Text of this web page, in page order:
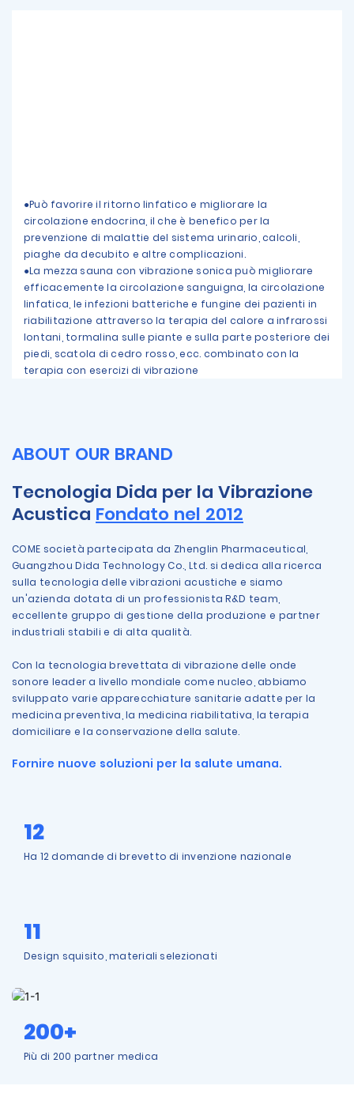
●Può favorire il ritorno linfatico e migliorare la
circolazione endocrina, il che è benefico per la
prevenzione di malattie del sistema urinario, calcoli,
piaghe da decubito e altre complicazioni.
●La mezza sauna con vibrazione sonica può migliorare
efficacemente la circolazione sanguigna, la circolazione
linfatica, le infezioni batteriche e fungine dei pazienti in
riabilitazione attraverso la terapia del calore a infrarossi
lontani, tormalina sulle piante e sulla parte posteriore dei
piedi, scatola di cedro rosso, ecc. combinato con la
terapia con esercizi di vibrazione
ABOUT OUR BRAND
Tecnologia Dida per la Vibrazione
Acustica Fondato nel 2012
COME società partecipata da Zhenglin Pharmaceutical,
Guangzhou Dida Technology Co., Ltd. si dedica alla ricerca
sulla tecnologia delle vibrazioni acustiche e siamo
un'azienda dotata di un professionista R&D team,
eccellente gruppo di gestione della produzione e partner
industriali stabili e di alta qualità.
Con la tecnologia brevettata di vibrazione delle onde
sonore leader a livello mondiale come nucleo, abbiamo
sviluppato varie apparecchiature sanitarie adatte per la
medicina preventiva, la medicina riabilitativa, la terapia
domiciliare e la conservazione della salute.
Fornire nuove soluzioni per la salute umana.
12
Ha 12 domande di brevetto di invenzione nazionale
11
Design squisito, materiali selezionati
200+
Più di 200 partner medica